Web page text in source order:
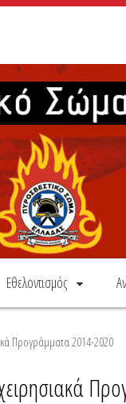
Εθελοντισμός
Προγράμματα 2014-2020